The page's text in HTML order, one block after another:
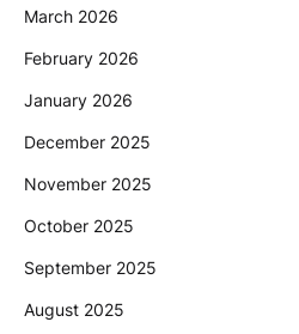
March 2026
February 2026
January 2026
December 2025
November 2025
October 2025
September 2025
August 2025